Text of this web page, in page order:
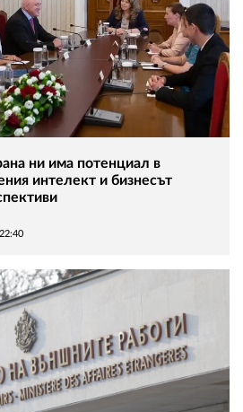
ни има потенциал в
интелект и бизнесът
22:40